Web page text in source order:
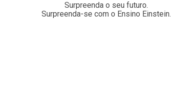
Surpreenda o seu futuro.
Surpreenda-se com o Ensino Einstein.